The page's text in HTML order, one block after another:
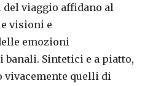
viaggio affidano al
visioni e
emozioni
Sintetici e a piatto,
quelli di